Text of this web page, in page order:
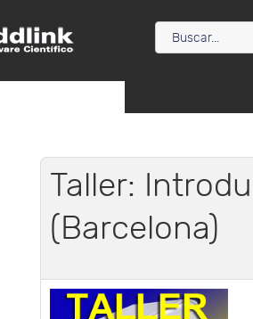
Taller:
(Barcelona)